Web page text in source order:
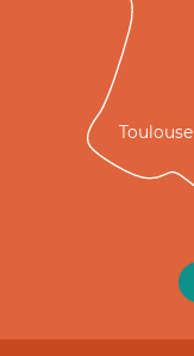
Toulouse